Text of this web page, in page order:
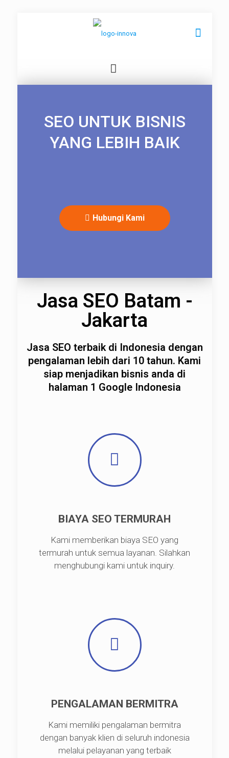
SEO UNTUK BISNIS
YANG LEBIH BAIK
Hubungi Kami
Jasa SEO Batam -
Jakarta
Jasa SEO terbaik di Indonesia dengan
pengalaman lebih dari 10 tahun. Kami
siap menjadikan bisnis anda di
halaman 1 Google Indonesia
BIAYA SEO TERMURAH
Kami memberikan biaya SEO yang
termurah untuk semua layanan. Silahkan
menghubungi kami untuk inquiry.
PENGALAMAN BERMITRA
Kami memiliki pengalaman bermitra
dengan banyak klien di seluruh indonesia
melalui pelayanan yang terbaik